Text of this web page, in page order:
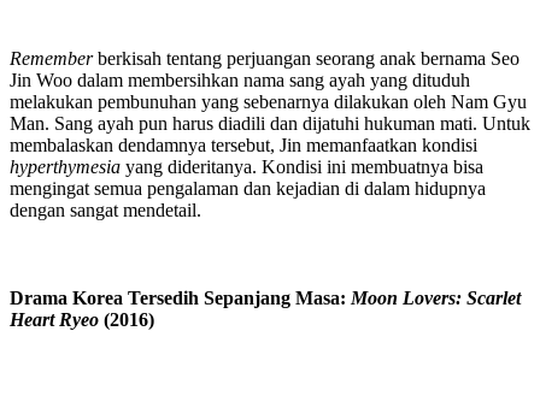
Rememberberkisah tentang perjuangan seorang anak bernama Seo
Jin Woo dalam membersihkan nama sang ayah yang dituduh
melakukan pembunuhan yang sebenarnya dilakukan oleh Nam Gyu
Man. Sang ayah pun harus diadili dan dijatuhi hukuman mati. Untuk
membalaskan dendamnya tersebut, Jin memanfaatkan kondisi
hyperthymesia yang dideritanya. Kondisi ini membuatnya bisa
mengingat semua pengalaman dan kejadian di dalam hidupnya
dengan sangat mendetail.
Drama Korea Tersedih Sepanjang Masa: Moon Lovers: Scarlet
Heart Ryeo (2016)